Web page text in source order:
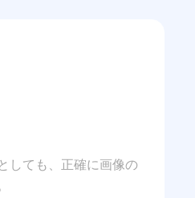
しても、正確に画像の